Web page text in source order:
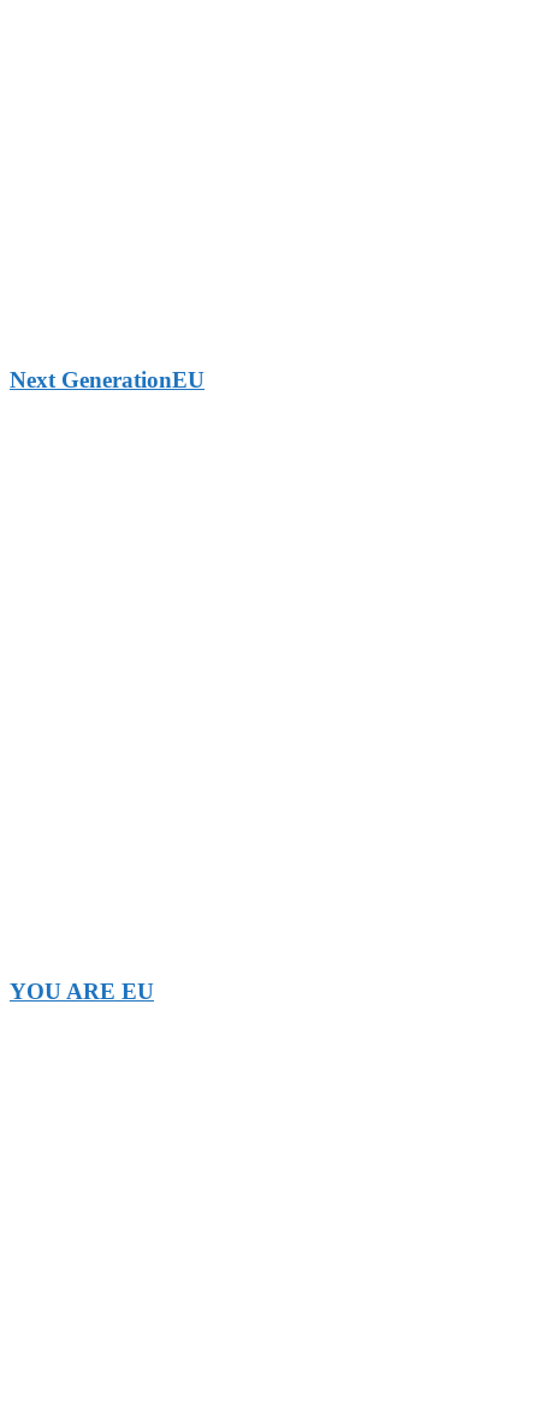
Next GenerationEU
YOU ARE EU